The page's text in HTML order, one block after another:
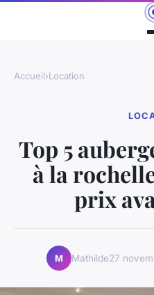
Accueil›Location
Top 5
à la
prix
M Mathilde27